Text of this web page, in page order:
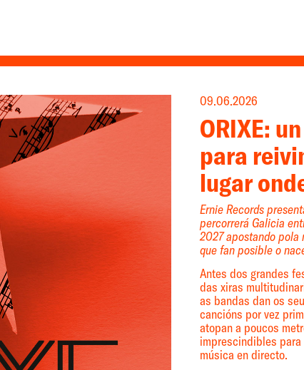
09.06.2026
ORIXE:
para
lugar
Ernie Records
percorrerá Galicia
2027 apostando pola
que fan posible o
Antes dos grandes
das xiras
as bandas dan os
cancións por vez
atopan a poucos
imprescindibles
música en directo.